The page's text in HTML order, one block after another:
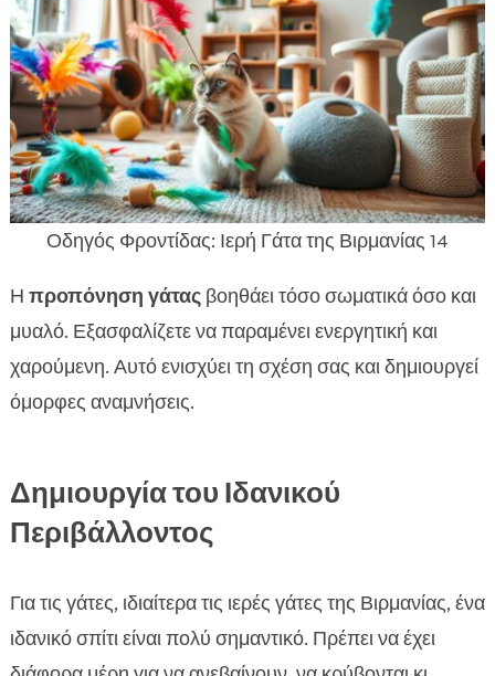
Οδηγός Φροντίδας: Ιερή Γάτα της Βιρμανίας 14
Η προπόνηση γάταςβοηθάει τόσο σωματικά όσο και
μυαλό. Εξασφαλίζετε να παραμένει ενεργητική και
χαρούμενη. Αυτό ενισχύει τη σχέση σας και δημιουργεί
όμορφες αναμνήσεις.
Δημιουργία του Ιδανικού
Περιβάλλοντος
Για τις γάτες, ιδιαίτερα τις ιερές γάτες της Βιρμανίας, ένα
ιδανικό σπίτι είναι πολύ σημαντικό. Πρέπει να έχει